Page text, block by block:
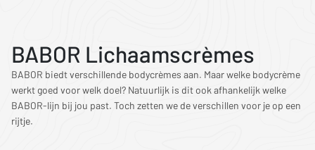
BABOR Lichaamscrèmes
BABOR biedt verschillende bodycrèmes aan. Maar welke bodycrème
werkt goed voor welk doel? Natuurlijk is dit ook afhankelijk welke
BABOR-lijn bij jou past. Toch zetten we de verschillen voor je op een
rijtje.